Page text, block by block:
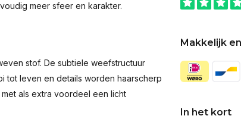
meer sfeer en karakter.
stof. De subtiele weefstructuur
tot leven en details worden haarscherp
als extra voordeel een licht
Makkelijk
In het kort